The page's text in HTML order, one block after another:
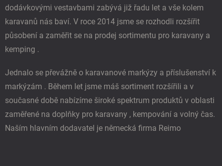
v
k
v
s
u
dodávkovými vestavbami zabývá již řadu let a vše kolem
karavanů nás baví. V roce 2014 jsme se rozhodli rozšířit
působení a zaměřit se na prodej sortimentu pro karavany a
kemping .
Jednalo se převážně o karavanové markýzy a příslušenství k
markýzám . Během let jsme máš sortiment rozšířili a v
současné době nabízíme široké spektrum produktů v oblasti
zaměřené na doplňky pro karavany , kempování a volný čas.
Naším hlavním dodavatel je německá firma Reimo